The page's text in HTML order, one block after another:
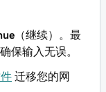
（继续）。最
保输入无误。
迁移您的网